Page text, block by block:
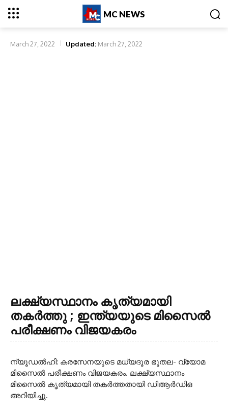
MC NEWS
March 27, 2022 Updated: March 27, 2022
ലക്ഷ്യസ്ഥാനം കൃത്യമായി
തകർത്തു ; ഇന്ത്യയുടെ മിസൈൽ
പരീക്ഷണം വിജയകരം
ന്യൂഡല്‍ഹി: കരസേനയുടെ മധ്യദൂര ഭൂതല- വ്യോമ
മിസൈല്‍ പരീക്ഷണം വിജയകരം. ലക്ഷ്യസ്ഥാനം
മിസൈല്‍ കൃത്യമായി തകര്‍ത്തതായി ഡിആര്‍ഡിഒ
അറിയിച്ചു.